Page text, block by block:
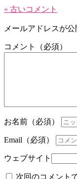
« 古いコメント
メールアドレスが
コメント（必須）
お名前（必須）
Email（必須）
ウェブサイト
次回のコメント